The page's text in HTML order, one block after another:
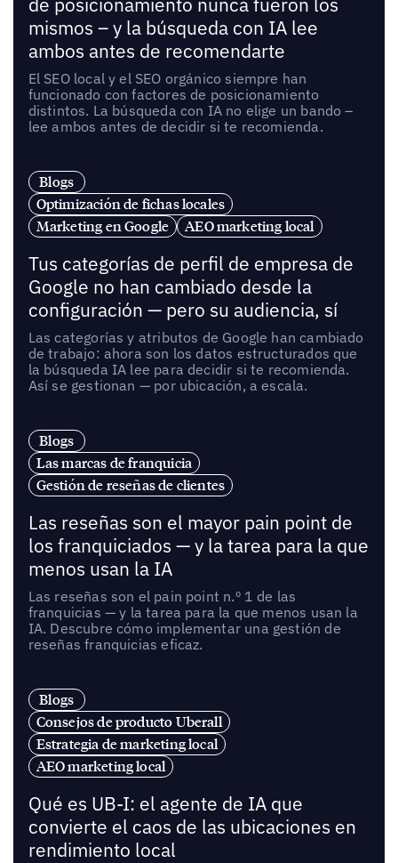
de posicionamiento nunca fueron los
mismos – y la búsqueda con IA lee
ambos antes de recomendarte
El SEO local y el SEO orgánico siempre han
funcionado con factores de posicionamiento
distintos. La búsqueda con IA no elige un bando –
lee ambos antes de decidir si te recomienda.
Blogs
Optimización de fichas locales
Marketing en Google
AEO marketing local
Tus categorías de perfil de empresa de
Google no han cambiado desde la
configuración — pero su audiencia, sí
Las categorías y atributos de Google han cambiado
de trabajo: ahora son los datos estructurados que
la búsqueda IA lee para decidir si te recomienda.
Así se gestionan — por ubicación, a escala.
Blogs
Las marcas de franquicia
Gestión de reseñas de clientes
Las reseñas son el mayor pain point de
los franquiciados — y la tarea para la que
menos usan la IA
Las reseñas son el pain point n.º 1 de las
franquicias — y la tarea para la que menos usan la
IA. Descubre cómo implementar una gestión de
reseñas franquicias eficaz.
Blogs
Consejos de producto Uberall
Estrategia de marketing local
AEO marketing local
Qué es UB-I: el agente de IA que
convierte el caos de las ubicaciones en
rendimiento local